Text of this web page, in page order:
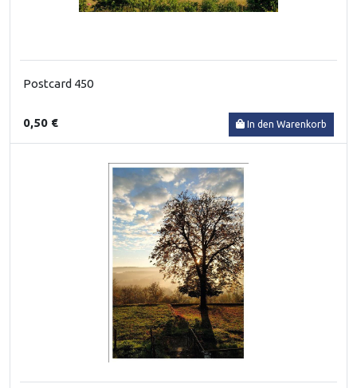
Postcard 450
0,50 € In den Warenkorb